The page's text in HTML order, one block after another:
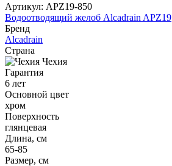
Артикул: APZ19-850
Водоотводящий желоб Alcadrain APZ19
Бренд
Alcadrain
Страна
Чехия
Гарантия
6 лет
Основной цвет
хром
Поверхность
глянцевая
Длина, см
65-85
Размер, см